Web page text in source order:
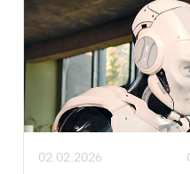
02.02.2026